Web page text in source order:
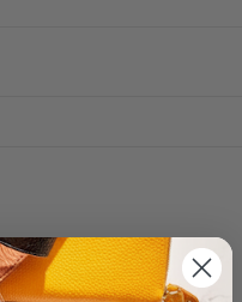
riche en protéines.